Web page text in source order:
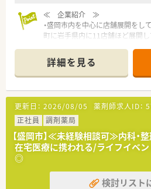
≪ 企業紹介 ≫
・盛岡市内を中心に店舗展開をし
町に岩手県内に11店舗ほど展開し
代の方が在籍しています。
・無理な異動や転居を伴う異動が
が整っています！
≪ 魅力ポイント紹介♪ ≫
・休暇制度長期休暇にできるリフ
彰制度、産休・育休の取得実績も
長く活躍できるよう、育休復帰
て頂ける体制です◎
・人柄重視の採用！なので入社後
店舗展開も多くあるため、希望に
環境で経験を積みたい方にもオス
詳細を見る
更新日： 2026/08/05 薬剤師求人ID：
正社員
調剤薬局
【盛岡市】≪未経験相談可≫内科・
在宅医療に携われる/ライフイベ
◎
検討リスト